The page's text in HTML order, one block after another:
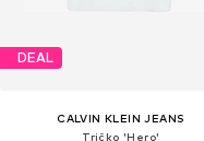
DEAL
CALVIN KLEIN JEANS
Tričko 'Hero'